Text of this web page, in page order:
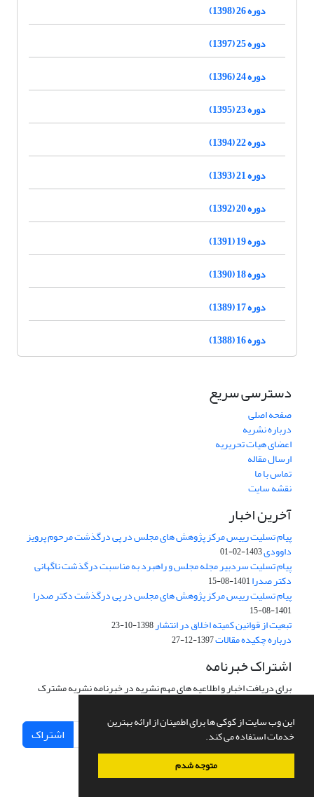
این وب سایت از کوکی ها برای اطمینان از ارائه بهترین
خدمات استفاده می کند.
متوجه شدم
دوره 26 (1398)
دوره 25 (1397)
دوره 24 (1396)
دوره 23 (1395)
دوره 22 (1394)
دوره 21 (1393)
دوره 20 (1392)
دوره 19 (1391)
دوره 18 (1390)
دوره 17 (1389)
دوره 16 (1388)
دسترسی سریع
صفحه اصلی
درباره نشریه
اعضای هیات تحریریه
ارسال مقاله
تماس با ما
نقشه سایت
آخرین اخبار
پیام تسلیت رییس مرکز پژوهش های مجلس در پی درگذشت مرحوم پرویز
داوودی1403-02-01
پیام تسلیت سردبیر مجله مجلس و راهبرد به مناسبت درگذشت ناگهانی
دکتر صدرا1401-08-15
پیام تسلیت رییس مرکز پژوهش های مجلس در پی درگذشت دکتر صدرا
1401-08-15
تبعیت از قوانین کمیته اخلاق در انتشار1398-10-23
درباره چکیده مقالات1397-12-27
اشتراک خبرنامه
برای دریافت اخبار و اطلاعیه های مهم نشریه در خبرنامه نشریه مشترک
اشتراک